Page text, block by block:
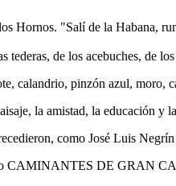
Hornos. "Salí de la Habana,
de los acebuches, de
calandrio, pinzón azul,
la amistad, la educación y
como José Luis
CAMINANTES DE GRAN